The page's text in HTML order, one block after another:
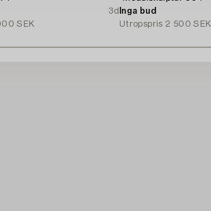
3d
SEK
Inga bud
Utropspris 2 500 SEK